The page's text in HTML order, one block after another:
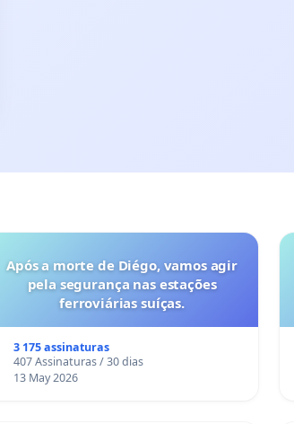
Após a morte de Diégo, vamos agir
pela segurança nas estações
ferroviárias suíças.
3 175 assinaturas
407 Assinaturas / 30 dias
13 May 2026